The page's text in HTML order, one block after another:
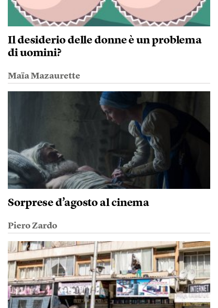
Il desiderio delle donne è un problema
di uomini?
Maïa Mazaurette
Sorprese d’agosto al cinema
Piero Zardo